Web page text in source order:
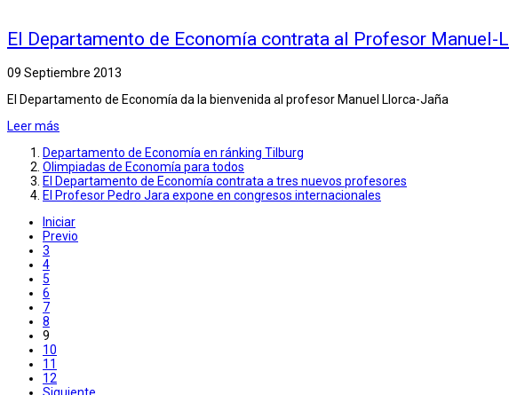
El Departamento de Economía contrata al Profesor Manuel-
09 Septiembre 2013
El Departamento de Economía da la bienvenida al profesor Manuel Llorca-Jaña
Leer más
Departamento de Economía en ránking Tilburg
Olimpiadas de Economía para todos
El Departamento de Economía contrata a tres nuevos profesores
El Profesor Pedro Jara expone en congresos internacionales
Iniciar
Previo
3
4
5
6
7
8
9
10
11
12
Siguiente